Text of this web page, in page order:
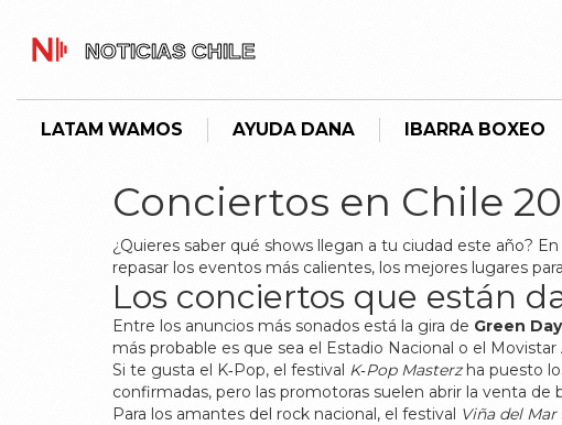
LATAM WAMOS AYUDA DANA IBARRA BOXEO
Conciertos en Chile
¿Quieres saber qué shows llegan a tu ciudad este año?
repasar los eventos más calientes, los mejores lugares
Los conciertos que están
Entre los anuncios más sonados está la gira de Green Day
más probable es que sea el Estadio Nacional o el
Si te gusta el K‑Pop, el festival K‑Pop Masterzha puesto
confirmadas, pero las promotoras suelen abrir la venta
Para los amantes del rock nacional, el festival Viña del Mar